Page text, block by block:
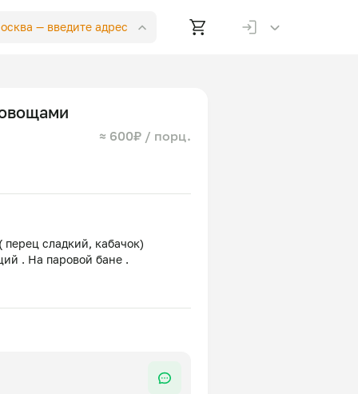
— введите адрес
≈ 600₽ / порц.
сладкий, кабачок)